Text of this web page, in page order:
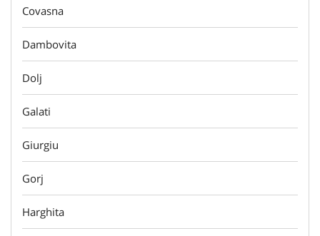
Covasna
Dambovita
Dolj
Galati
Giurgiu
Gorj
Harghita